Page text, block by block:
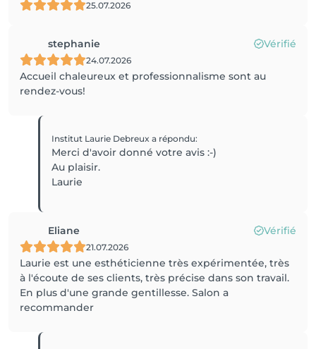
25.07.2026
stephanie Vérifié
24.07.2026
Accueil chaleureux et professionnalisme sont au
rendez-vous!
Institut Laurie Debreuxa répondu:
Merci d'avoir donné votre avis :-)
Au plaisir.
Laurie
Eliane Vérifié
21.07.2026
Laurie est une esthéticienne très expérimentée, très
à l'écoute de ses clients, très précise dans son travail.
En plus d'une grande gentillesse. Salon a
recommander